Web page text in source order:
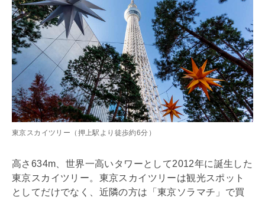
東京スカイツリー（押上駅より徒歩約6分）
高さ634m、世界一高いタワーとして2012年に誕生した
東京スカイツリー。東京スカイツリーは観光スポット
としてだけでなく、近隣の方は「東京ソラマチ」で買